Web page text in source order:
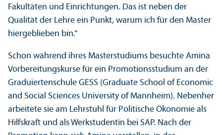
Fakultäten und Einrichtungen. Das ist neben der
Qualität der Lehre ein Punkt, warum ich für den Master
hiergeblieben bin.“
Schon während ihres Master­studiums besuchte Amina
Vorbereitungs­kurse für ein Promotions­studium an der
Graduiertenschule GESS (Graduate School of Economic
and Social Sciences University of Mannheim). Nebenher
arbeitete sie am Lehr­stuhl für Politische Ökonomie als
Hilfskraft und als Werkstudentin bei SAP. Nach der